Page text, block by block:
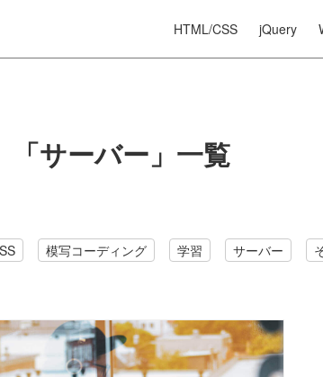
HTML/CSS jQuery
「サーバー」一覧
模写コーディング 学習 サーバー